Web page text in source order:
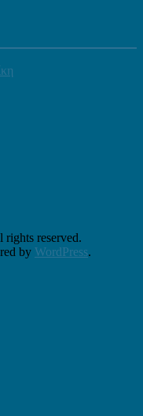
rights reserved.
by WordPress.